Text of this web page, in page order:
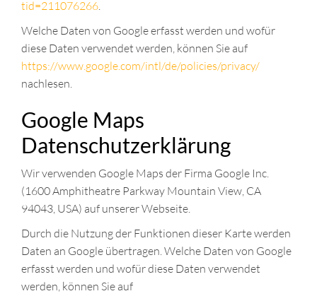
tid=211076266.
Welche Daten von Google erfasst werden und wofür
diese Daten verwendet werden, können Sie auf
https://www.google.com/intl/de/policies/privacy/
nachlesen.
Google Maps
Datenschutzerklärung
Wir verwenden Google Maps der Firma Google Inc.
(1600 Amphitheatre Parkway Mountain View, CA
94043, USA) auf unserer Webseite.
Durch die Nutzung der Funktionen dieser Karte werden
Daten an Google übertragen. Welche Daten von Google
erfasst werden und wofür diese Daten verwendet
werden, können Sie auf